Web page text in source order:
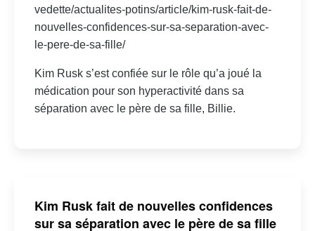
vedette/actualites-potins/article/kim-rusk-fait-de-
nouvelles-confidences-sur-sa-separation-avec-
le-pere-de-sa-fille/
Kim Rusk s’est confiée sur le rôle qu’a joué la
médication pour son hyperactivité dans sa
séparation avec le père de sa fille, Billie.
Kim Rusk fait de nouvelles confidences
sur sa séparation avec le père de sa fille